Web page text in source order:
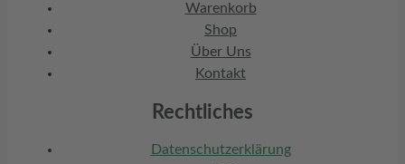
Warenkorb
Shop
Über Uns
Kontakt
Rechtliches
Datenschutzerklärung